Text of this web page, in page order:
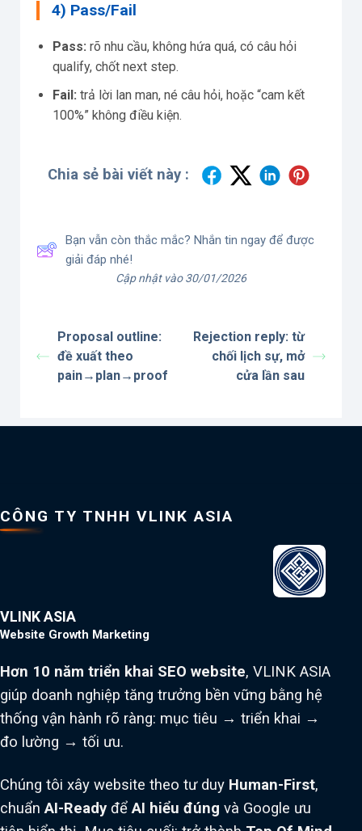
4) Pass/Fail
Pass: rõ nhu cầu, không hứa quá, có câu hỏi
qualify, chốt next step.
Fail: trả lời lan man, né câu hỏi, hoặc “cam kết
100%” không điều kiện.
Chia sẻ bài viết này :
Bạn vẫn còn thắc mắc? Nhắn tin ngay để được
giải đáp nhé!
Cập nhật vào 30/01/2026
Proposal outline:
đề xuất theo
pain→plan→proof
Rejection reply: từ
chối lịch sự, mở
cửa lần sau
CÔNG TY TNHH VLINK ASIA
VLINK ASIA
Website Growth Marketing
Hơn 10 năm triển khai SEO website, VLINK ASIA
giúp doanh nghiệp tăng trưởng bền vững bằng hệ
thống vận hành rõ ràng: mục tiêu → triển khai →
đo lường → tối ưu.
Chúng tôi xây website theo tư duy Human-First,
chuẩnAI-Ready đểAI hiểu đúng và Google ưu